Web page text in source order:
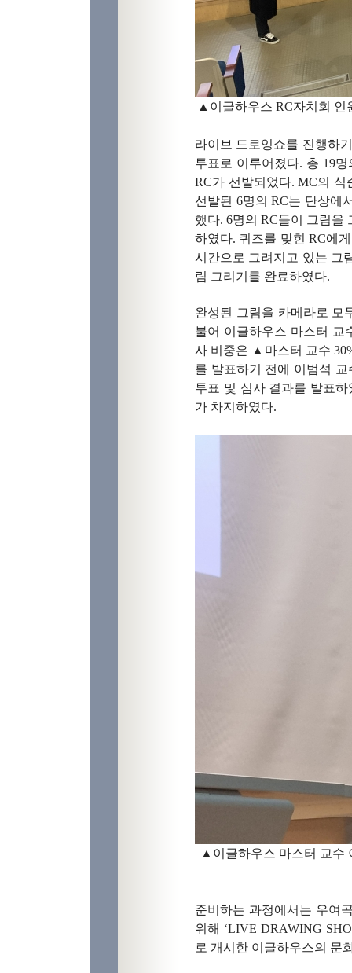
▲ 이글하우스 RC자치회 인
라이브 드로잉쇼를 진행하
투표로 이루어졌다. 총 19
RC가 선발되었다. MC의 식
선발된 6명의RC는 단상에
했다. 6명의RC들이 그림을
하였다. 퀴즈를 맞힌 RC에
시간으로 그려지고 있는 그
림 그리기를 완료하였다.
완성된 그림을 카메라로 모
불어 이글하우스 마스터 교
사 비중은 ▲ 마스터 교수
를 발표하기 전에 이범석
투표 및 심사 결과를 발표하
가 차지하였다.
▲ 이글하우스 마스터 교수
준비하는 과정에서는 우여
위해 ‘LIVE DRAWING
로 개시한 이글하우스의 문